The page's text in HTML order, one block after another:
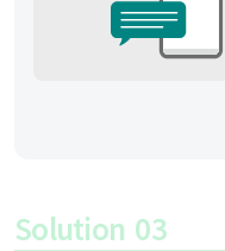
Solution 03